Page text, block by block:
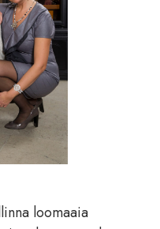
loomaaia